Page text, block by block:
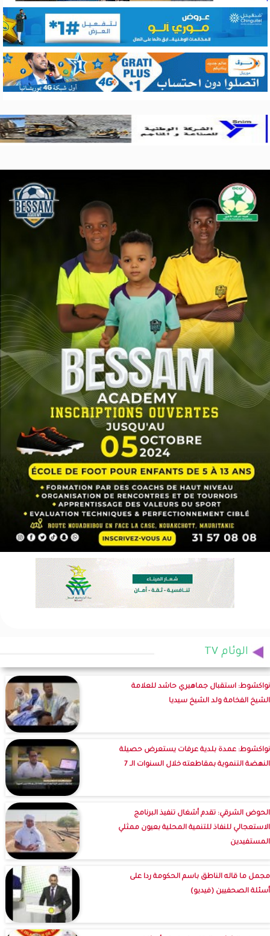
الوئام TV
نواكشوط: استقبال جماهيري حاشد للعلامة
الشيخ الفخامة ولد الشيخ سيديا
نواكشوط: عمدة بلدية عرفات يستعرض حصيلة
النهضة التنموية بمقاطعته خلال السنوات الـ 7
الحوض الشرقي: تقدم أشغال تنفيذ البرنامج
الاستعجالي للنفاذ للتنمية المحلية بعيون ممثلي
المستفيدين
مجمل ما قاله الناطق باسم الحكومة ردا على
أسئلة الصحفيين (فيديو)